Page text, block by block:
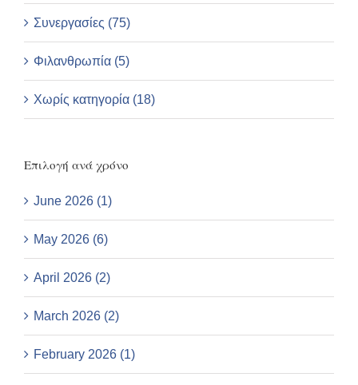
Συνεργασίες (75)
Φιλανθρωπία (5)
Χωρίς κατηγορία (18)
Επιλογή ανά χρόνο
June 2026 (1)
May 2026 (6)
April 2026 (2)
March 2026 (2)
February 2026 (1)